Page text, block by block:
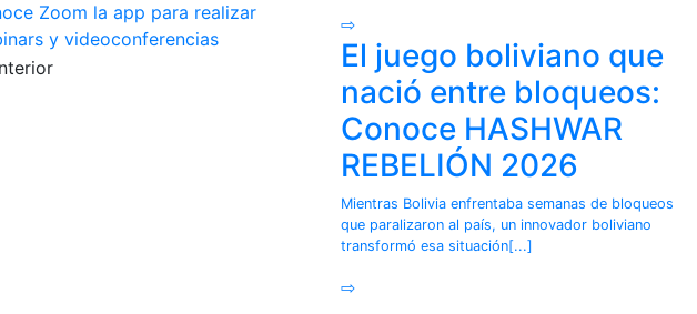
Zoom la app para realizar
y videoconferencias
⇨
El juego boliviano que
nació entre bloqueos:
Conoce HASHWAR
REBELIÓN 2026
Mientras Bolivia enfrentaba semanas de bloqueos
que paralizaron al país, un innovador boliviano
transformó esa situación[...]
⇨